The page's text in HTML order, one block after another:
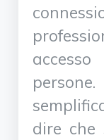
dire che